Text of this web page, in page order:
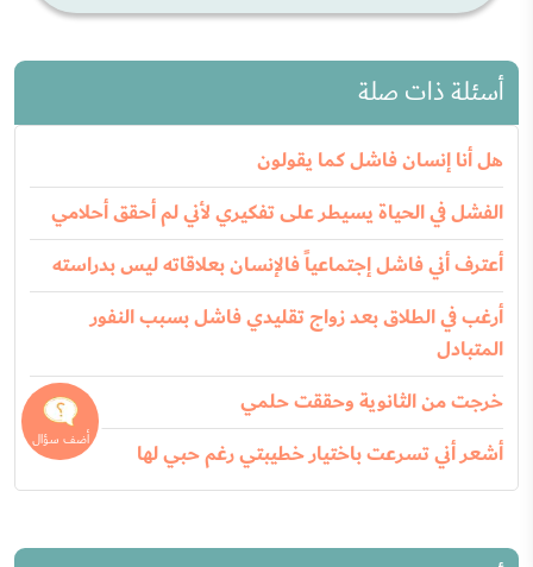
أسئلة ذات صلة
هل أنا إنسان فاشل كما يقولون
الفشل في الحياة يسيطر على تفكيري لأني لم أحقق أحلامي
أعترف أني فاشل إجتماعياً فالإنسان بعلاقاته ليس بدراسته
أرغب في الطلاق بعد زواج تقليدي فاشل بسبب النفور
المتبادل
خرجت من الثانوية وحققت حلمي
أشعر أني تسرعت باختيار خطيبتي رغم حبي لها